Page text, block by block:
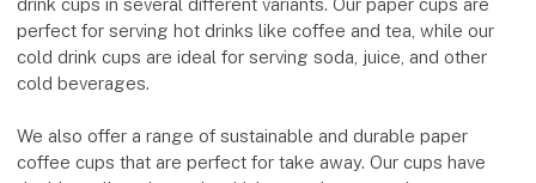
drink cups in several different variants. Our paper cups are
perfect for serving hot drinks like coffee and tea, while our
cold drink cups are ideal for serving soda, juice, and other
cold beverages.
We also offer a range of sustainable and durable paper
coffee cups that are perfect for take away. Our cups have